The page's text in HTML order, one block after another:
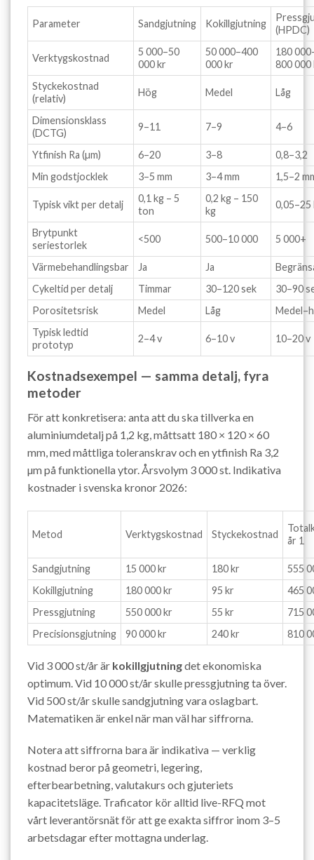
Parameter Sandgjutning Kokillgjutning
(HPDC)
Verktygskostnad
5 000–50
000 kr
50 000–400
000 kr
180
800 000
Styckekostnad
(relativ)
Hög Medel Låg
Dimensionsklass
(DCTG)
9–11 7–9 4–6
Ytfinish Ra (µm) 6–20 3–8
0,8–3,2
Min godstjocklek
3–5 mm 3–4 mm 1,5–2
Typisk vikt per detalj
0,1 kg – 5
ton
0,2 kg – 150
kg
0,05–25
Brytpunkt
seriestorlek
<500 500–10 000 5 000+
Värmebehandlingsbar Ja Ja
Cykeltid per detalj
Timmar 30–120 sek
30–90
Porositetsrisk
Medel Låg
Typisk ledtid
prototyp
2–4 v 6–10 v 10–20 v
Kostnadsexempel — samma detalj, fyra
metoder
För att konkretisera: anta att du ska tillverka en
aluminiumdetalj på 1,2 kg, måttsatt 180 × 120 × 60
mm, med måttliga toleranskrav och en ytfinish Ra 3,2
µm på funktionella ytor. Årsvolym 3 000 st. Indikativa
kostnader i svenska kronor 2026:
Metod Verktygskostnad Styckekostnad
år 1
Sandgjutning 15 000 kr 180 kr
555
Kokillgjutning
180 000 kr 95 kr
465
Pressgjutning
550 000 kr 55 kr
715
Precisionsgjutning
90 000 kr 240 kr 810
Vid 3 000 st/år är kokillgjutningdet ekonomiska
optimum. Vid 10 000 st/år skulle pressgjutning ta över.
Vid 500 st/år skulle sandgjutning vara oslagbart.
Matematiken är enkel när man väl har siffrorna.
Notera att siffrorna bara är indikativa — verklig
kostnad beror på geometri, legering,
efterbearbetning, valutakurs och gjuteriets
kapacitetsläge. Traficator kör alltid live-RFQ mot
vårt leverantörsnät för att ge exakta siffror inom 3–5
arbetsdagar efter mottagna underlag.